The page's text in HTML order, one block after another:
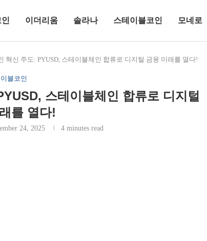
이더리움 솔라나 스테이블코인 모네로
혁신 주도: PYUSD, 스테이블체인 합류로 디지털 금융 미래를 열다!
블코인
스테이블체인 합류로 디지털
를 열다!
24, 2025 4 minutes read